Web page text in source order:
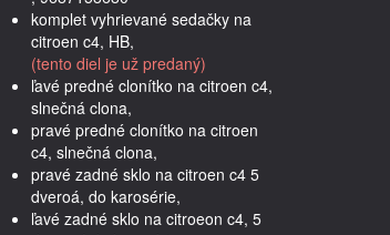
komplet vyhrievané sedačky na
citroen c4, HB,
(tento diel je už predaný)
ľavé predné clonítko na citroen c4,
slnečná clona,
pravé predné clonítko na citroen
c4, slnečná clona,
pravé zadné sklo na citroen c4 5
dveroá, do karosérie,
ľavé zadné sklo na citroeon c4, 5